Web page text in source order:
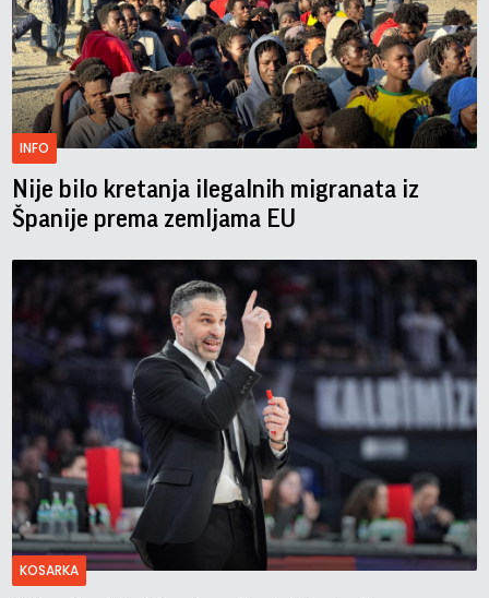
INFO
Nije bilo kretanja ilegalnih migranata iz
Španije prema zemljama EU
KOSARKA